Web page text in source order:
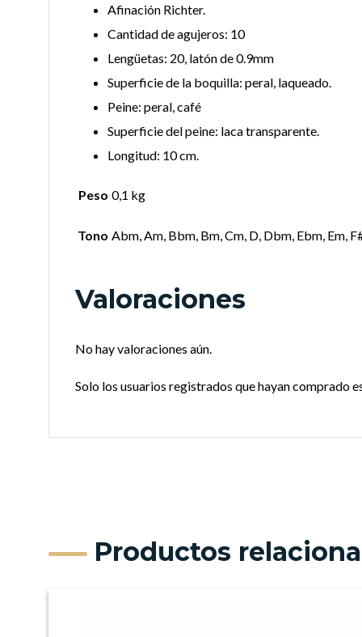
Afinación Richter.
Cantidad de agujeros: 10
Lengüetas: 20, latón de 0.9mm
Superficie de la boquilla: peral, laqueado.
Peine: peral, café
Superficie del peine: laca transparente.
Longitud: 10 cm.
Peso 0,1 kg
Tono Abm, Am, Bbm, Bm, Cm, D, Dbm, Ebm, Em,
Valoraciones
No hay valoraciones aún.
Solo los usuarios registrados que hayan comprado
Productos